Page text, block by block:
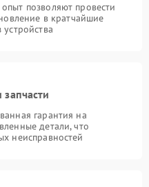
позволяют провести
в кратчайшие
гарантия на
детали, что
неисправностей